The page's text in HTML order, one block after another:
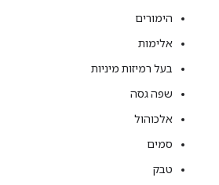
הימורים
אלימות
בעל רמיזות מיניות
שפה גסה
אלכוהול
סמים
טבק